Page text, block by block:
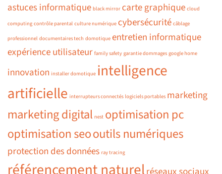
astuces informatique black mirror carte graphique cloud
computing contrôle parental culture numérique cybersécurité câblage
professionnel documentaires tech domotique entretien informatique
expérience utilisateur family safety garantie dommages google home
innovation installer domotique intelligence
artificielle interrupteurs connectés logiciels portables marketing
marketing digital nest optimisation pc
optimisation seooutils numériques
protection des données ray tracing